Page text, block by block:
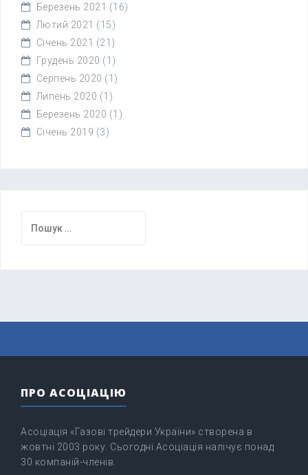
Березень 2021 (16)
Лютий 2021 (15)
Січень 2021 (21)
Грудень 2020 (1)
Серпень 2020 (1)
Липень 2020 (1)
Березень 2020 (1)
Січень 2019 (3)
ПРО АСОЦІАЦІЮ
Асоціація «Газові трейдери України» створена в
жовтні 2003 року. Сьогодні Асоціація налічує понад
30 компаній-членів.